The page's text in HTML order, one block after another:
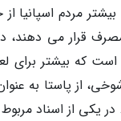
بیشتر مردم اسپانیا
قرار می دهند،
است که بیشتر برای
شوخی، از پاستا به